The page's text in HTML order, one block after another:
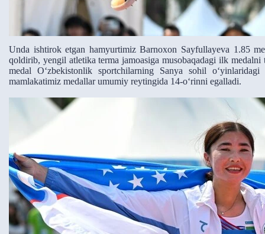
Unda ishtirok etgan hamyurtimiz Barnoxon Sayfullayeva 1.85
qoldirib, yengil atletika terma jamoasiga musobaqadagi ilk
medal O‘zbekistonlik sportchilarning Sanya sohil o
mamlakatimiz medallar umumiy reytingida 14-o‘rinni egalladi.